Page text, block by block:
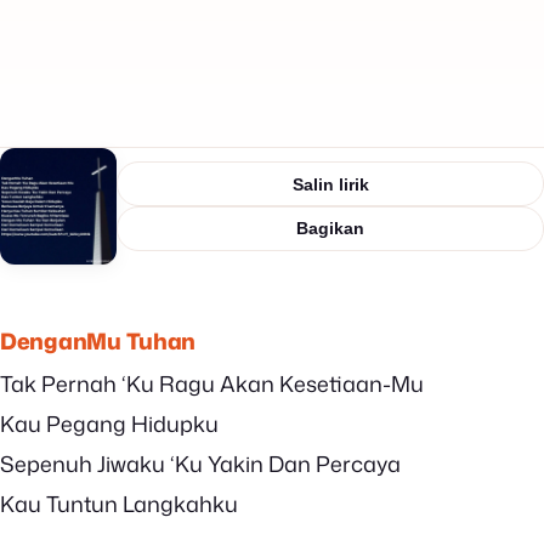
Salin lirik
Bagikan
DenganMu Tuhan
Tak Pernah ‘Ku Ragu Akan Kesetiaan-Mu
Kau Pegang Hidupku
Sepenuh Jiwaku ‘Ku Yakin Dan Percaya
Kau Tuntun Langkahku